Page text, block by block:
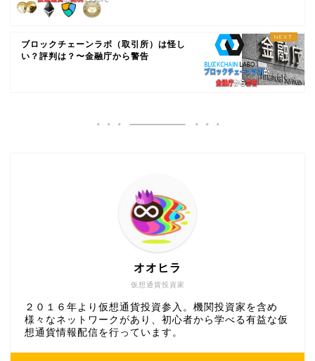
ブロックチェーンラボ（取引所）は怪し
い？評判は？〜金融庁から警告
仮想通貨投資家
オオヒラ
２０１６年より仮想通貨投資参入。機関投資家を含め
様々なネットワークがあり、初心者から学べる有益な仮
想通貨情報配信を行っています。